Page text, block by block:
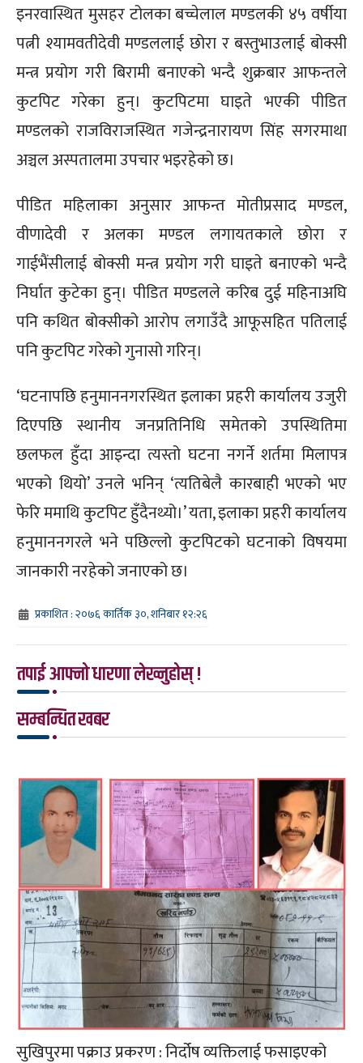
इनरवास्थित मुसहर टोलका बच्चेलाल मण्डलकी ४५ वर्षीया
पत्नी श्यामवतीदेवी मण्डललाई छोरा र बस्तुभाउलाई बोक्सी
मन्त्र प्रयोग गरी बिरामी बनाएको भन्दै शुक्रबार आफन्तले
कुटपिट गरेका हुन्। कुटपिटमा घाइते भएकी पीडित
मण्डलको राजविराजस्थित गजेन्द्रनारायण सिंह सगरमाथा
अञ्चल अस्पतालमा उपचार भइरहेको छ।
पीडित महिलाका अनुसार आफन्त मोतीप्रसाद मण्डल,
वीणादेवी र अलका मण्डल लगायतकाले छोरा र
गाईभैंसीलाई बोक्सी मन्त्र प्रयोग गरी घाइते बनाएको भन्दै
निर्घात कुटेका हुन्। पीडित मण्डलले करिब दुई महिनाअघि
पनि कथित बोक्सीको आरोप लगाउँदै आफूसहित पतिलाई
पनि कुटपिट गरेको गुनासो गरिन्।
‘घटनापछि हनुमाननगरस्थित इलाका प्रहरी कार्यालय उजुरी
दिएपछि स्थानीय जनप्रतिनिधि समेतको उपस्थितिमा
छलफल हुँदा आइन्दा त्यस्तो घटना नगर्ने शर्तमा मिलापत्र
भएको थियो’ उनले भनिन् ‘त्यतिबेलै कारबाही भएको भए
फेरि ममाथि कुटपिट हुँदैनथ्यो।’ यता, इलाका प्रहरी कार्यालय
हनुमाननगरले भने पछिल्लो कुटपिटको घटनाको विषयमा
जानकारी नरहेको जनाएको छ।
प्रकाशित : २०७६ कार्तिक ३०, शनिबार १२:२६
तपाई आफ्नो धारणा लेख्नुहोस् !
सम्बन्धित खबर
सुखिपुरमा पक्राउ प्रकरण : निर्दोष व्यक्तिलाई फसाइएको